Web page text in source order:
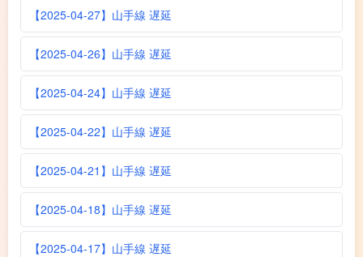
【2025-04-27】山手線 遅延
【2025-04-26】山手線 遅延
【2025-04-24】山手線 遅延
【2025-04-22】山手線 遅延
【2025-04-21】山手線 遅延
【2025-04-18】山手線 遅延
【2025-04-17】山手線 遅延